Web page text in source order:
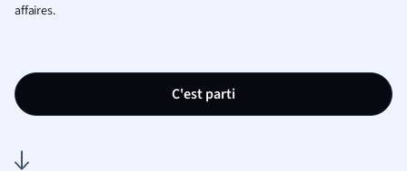
affaires.
C'est parti